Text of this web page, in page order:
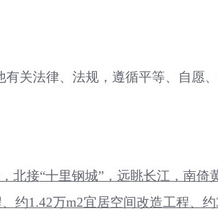
关法律、法规，遵循平等、自愿
北接“十里钢城”，远眺长江，南倚
约1.42万m2宜居空间改造工程、